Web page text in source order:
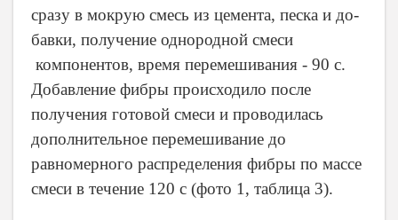
сразу в мокрую смесь из цемента, песка и до­
бавки, получение однородной смеси
компонентов, время переме­шивания - 90 с.
Добавление фибры происходило после
получения готовой смеси и проводилась
дополнительное перемешивание до
равномерного распределения фибры по массе
смеси в течение 120 с (фото 1, таблица 3).